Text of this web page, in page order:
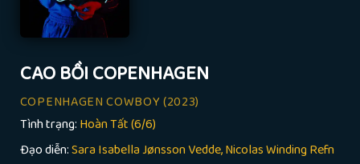
CAO BỒI COPENHAGEN
COPENHAGEN COWBOY(2023)
Tình trạng: Hoàn Tất (6/6)
Đạo diễn:Sara Isabella Jønsson Vedde, Nicolas Winding Refn